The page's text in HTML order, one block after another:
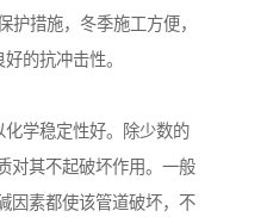
措施，冬季施工方便，
的抗冲击性。
化学稳定性好。除少数的
对其不起破坏作用。一般
因素都使该管道破坏，不